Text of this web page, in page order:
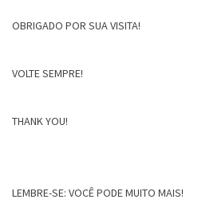
OBRIGADO POR SUA VISITA!
VOLTE SEMPRE!
THANK YOU!
LEMBRE-SE: VOCÊ PODE MUITO MAIS!